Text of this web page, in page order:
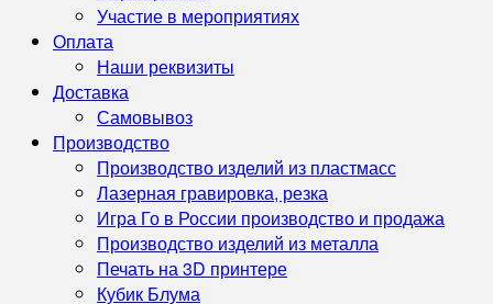
Участие в мероприятиях
Оплата
Наши реквизиты
Доставка
Самовывоз
Производство
Производство изделий из пластмасс
Лазерная гравировка, резка
Игра Го в России производство и продажа
Производство изделий из металла
Печать на 3D принтере
Кубик Блума